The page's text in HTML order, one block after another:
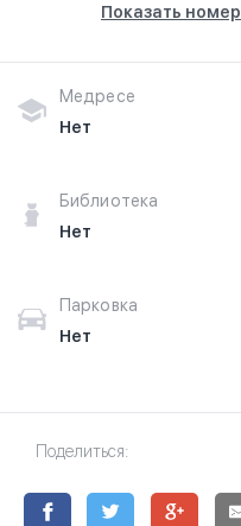
Показать номер
Медресе
Нет
Библиотека
Нет
Парковка
Нет
Поделиться: